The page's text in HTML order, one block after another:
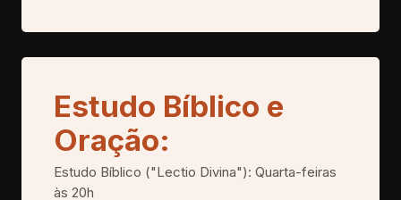
Estudo Bíblico e
Oração:
Estudo Bíblico ("Lectio Divina"): Quarta-feiras
às 20h